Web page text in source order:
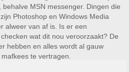
MSN messenger. Dingen die
Photoshop en Windows Media
alweer van af is. Is er een
wat dit nou veroorzaakt? De
hebben en alles wordt al gauw
te vertragen.